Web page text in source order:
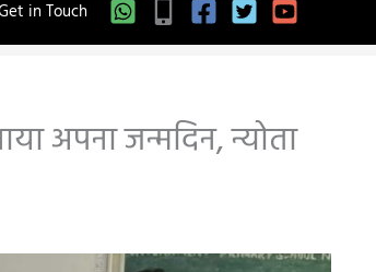
in Touch
अपना जन्मदिन, न्योता